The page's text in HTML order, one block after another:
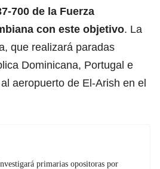
700 de la Fuerza
con este objetivo. La
que realizará paradas
Dominicana, Portugal e
aeropuerto de El-Arish en el
primarias opositoras por